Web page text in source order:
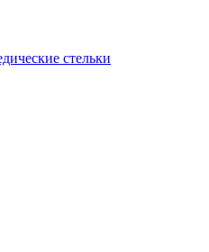
стельки